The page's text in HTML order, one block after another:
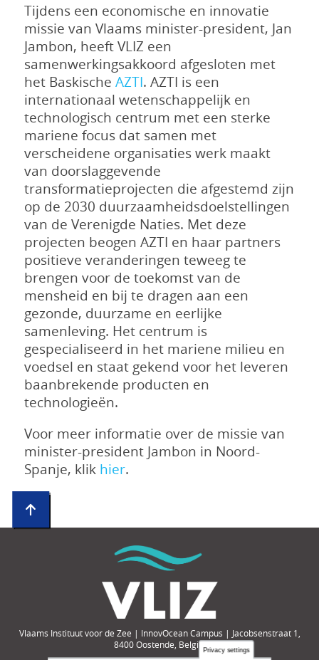
Tijdens een economische en innovatie
missie van Vlaams minister-president, Jan
Jambon, heeft VLIZ een
samenwerkingsakkoord afgesloten met
het Baskische AZTI. AZTI is een
internationaal wetenschappelijk en
technologisch centrum met een sterke
mariene focus dat samen met
verscheidene organisaties werk maakt
van doorslaggevende
transformatieprojecten die afgestemd zijn
op de 2030 duurzaamheidsdoelstellingen
van de Verenigde Naties. Met deze
projecten beogen AZTI en haar partners
positieve veranderingen teweeg te
brengen voor de toekomst van de
mensheid en bij te dragen aan een
gezonde, duurzame en eerlijke
samenleving. Het centrum is
gespecialiseerd in het mariene milieu en
voedsel en staat gekend voor het leveren
baanbrekende producten en
technologieën.
Voor meer informatie over de missie van
minister-president Jambon in Noord-
Spanje, klik hier.
Vlaams Instituut voor de Zee | InnovOcean Campus | Jacobsenstraat 1,
8400 Oostende, BelgiëPrivacy settings